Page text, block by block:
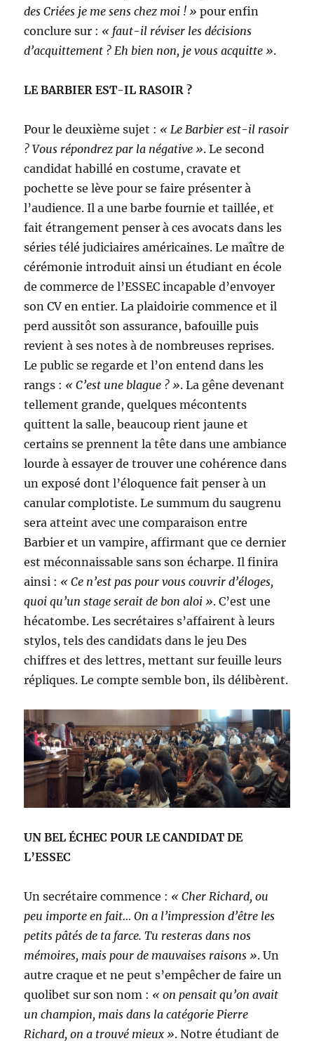
des Criées je me sens chez moi ! » pour enfin
conclure sur : « faut-il réviser les décisions
d’acquittement ? Eh bien non, je vous acquitte ».
LE BARBIER EST-IL RASOIR ?
Pour le deuxième sujet : « Le Barbier est-il rasoir
? Vous répondrez par la négative ». Le second
candidat habillé en costume, cravate et
pochette se lève pour se faire présenter à
l’audience. Il a une barbe fournie et taillée, et
fait étrangement penser à ces avocats dans les
séries télé judiciaires américaines. Le maître de
cérémonie introduit ainsi un étudiant en école
de commerce de l’ESSEC incapable d’envoyer
son CV en entier. La plaidoirie commence et il
perd aussitôt son assurance, bafouille puis
revient à ses notes à de nombreuses reprises.
Le public se regarde et l’on entend dans les
rangs : « C’est une blague ? ». La gêne devenant
tellement grande, quelques mécontents
quittent la salle, beaucoup rient jaune et
certains se prennent la tête dans une ambiance
lourde à essayer de trouver une cohérence dans
un exposé dont l’éloquence fait penser à un
canular complotiste. Le summum du saugrenu
sera atteint avec une comparaison entre
Barbier et un vampire, affirmant que ce dernier
est méconnaissable sans son écharpe. Il finira
ainsi : « Ce n’est pas pour vous couvrir d’éloges,
quoi qu’un stage serait de bon aloi ». C’est une
hécatombe. Les secrétaires s’affairent à leurs
stylos, tels des candidats dans le jeu Des
chiffres et des lettres, mettant sur feuille leurs
répliques. Le compte semble bon, ils délibèrent.
UN BEL ÉCHEC POUR LE CANDIDAT DE
L’ESSEC
Un secrétaire commence : « Cher Richard, ou
peu importe en fait… On a l’impression d’être les
petits pâtés de ta farce. Tu resteras dans nos
mémoires, mais pour de mauvaises raisons ». Un
autre craque et ne peut s’empêcher de faire un
quolibet sur son nom : « on pensait qu’on avait
un champion, mais dans la catégorie Pierre
Richard, on a trouvé mieux ». Notre étudiant de